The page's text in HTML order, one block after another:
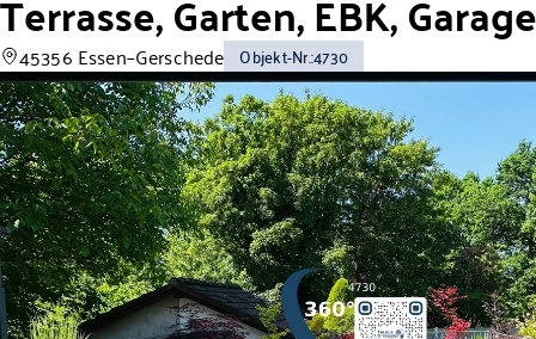
45356 Essen–Gerschede Objekt-Nr.:4730